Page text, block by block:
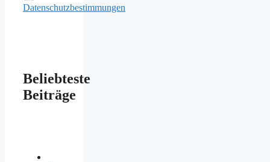
Datenschutzbestimmungen
Beliebteste
Beiträge